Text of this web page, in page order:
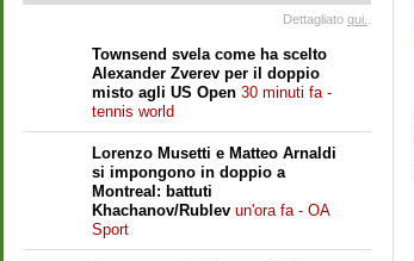
Dettagliato qui.
Townsend svela come ha scelto
Alexander Zverev per il doppio
misto agli US Open 30 minuti fa -
tennis world
Lorenzo Musetti e Matteo Arnaldi
si impongono in doppio a
Montreal: battuti
Khachanov/Rublev un'ora fa - OA
Sport